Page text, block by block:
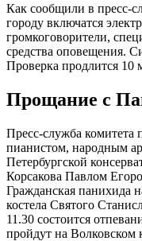
Как сообщили в пресс-
городу включатся
громкоговорители,
средства оповещения.
Проверка продлится 10
Прощание с
Пресс-служба комитета
пианистом, народным
Петербургской
Корсакова Павлом
Гражданская панихида
костела Святого
11.30 состоится
пройдут на Волковском